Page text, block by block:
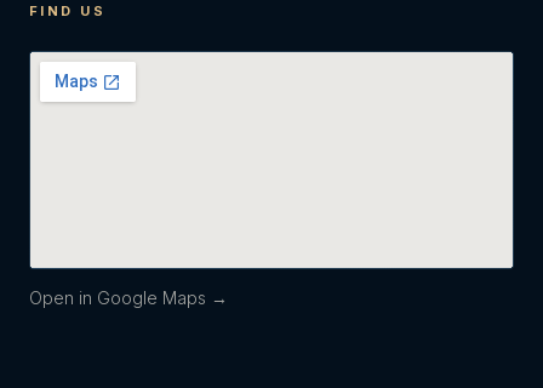
FIND US
Open in Google Maps →